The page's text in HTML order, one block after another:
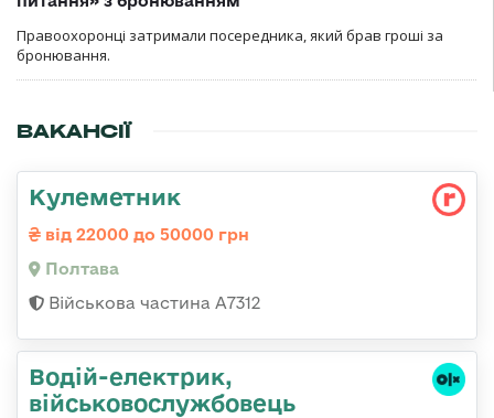
Правоохоронці затримали посередника, який брав гроші за
бронювання.
ВАКАНСІЇ
Кулеметник
від 22000 до 50000 грн
Полтава
Військова частина А7312
Водій-електрик,
військовослужбовець